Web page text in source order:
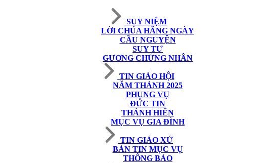
SUY NIỆM
LỜI CHÚA HẰNG NGÀY
CẦU NGUYỆN
SUY TƯ
GƯƠNG CHỨNG NHÂN
TIN GIÁO HỘI
NĂM THÁNH 2025
PHỤNG VỤ
ĐỨC TIN
THÁNH HIẾN
MỤC VỤ GIA ĐÌNH
TIN GIÁO XỨ
BẢN TIN MỤC VỤ
THÔNG BÁO